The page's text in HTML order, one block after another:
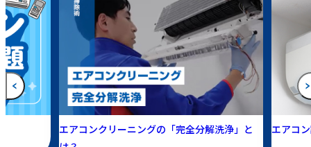
エアコンクリーニングの「完全分解洗浄」と
エアコ